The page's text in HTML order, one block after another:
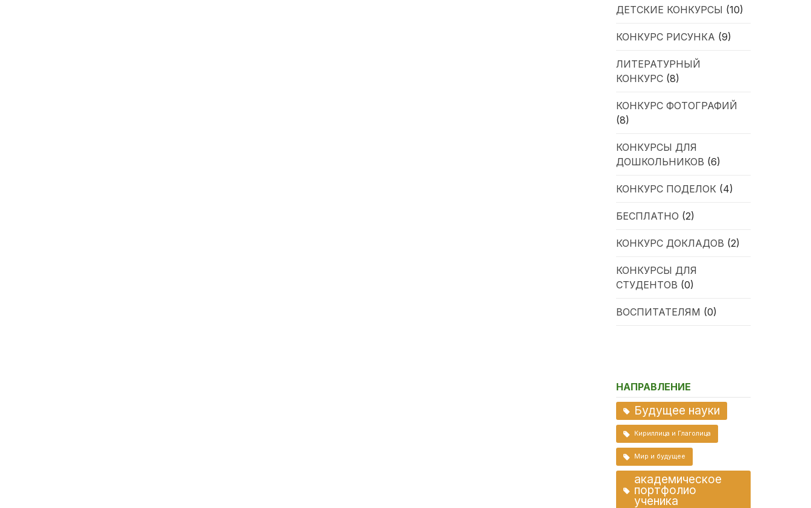
ДЕТСКИЕ КОНКУРСЫ (10)
КОНКУРС РИСУНКА (9)
ЛИТЕРАТУРНЫЙ
КОНКУРС (8)
КОНКУРС ФОТОГРАФИЙ
(8)
КОНКУРСЫ ДЛЯ
ДОШКОЛЬНИКОВ (6)
КОНКУРС ПОДЕЛОК (4)
БЕСПЛАТНО (2)
КОНКУРС ДОКЛАДОВ (2)
КОНКУРСЫ ДЛЯ
СТУДЕНТОВ (0)
ВОСПИТАТЕЛЯМ (0)
НАПРАВЛЕНИЕ
Будущее науки
Кириллица и Глаголица
Мир и будущее
академическое
портфолио
ученика